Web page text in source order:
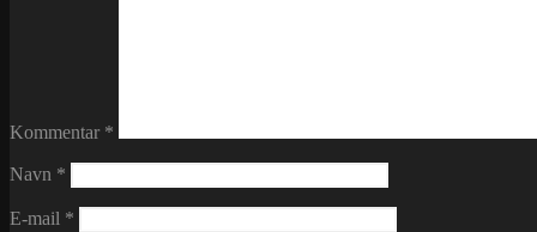
Kommentar *
Navn *
E-mail *